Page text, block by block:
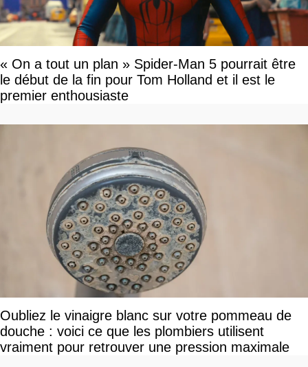
« On a tout un plan » Spider-Man 5 pourrait être
le début de la fin pour Tom Holland et il est le
premier enthousiaste
Oubliez le vinaigre blanc sur votre pommeau de
douche : voici ce que les plombiers utilisent
vraiment pour retrouver une pression maximale